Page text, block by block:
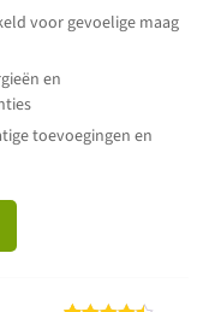
gebaseerd
voor gevoelige maag
en
toevoegingen en